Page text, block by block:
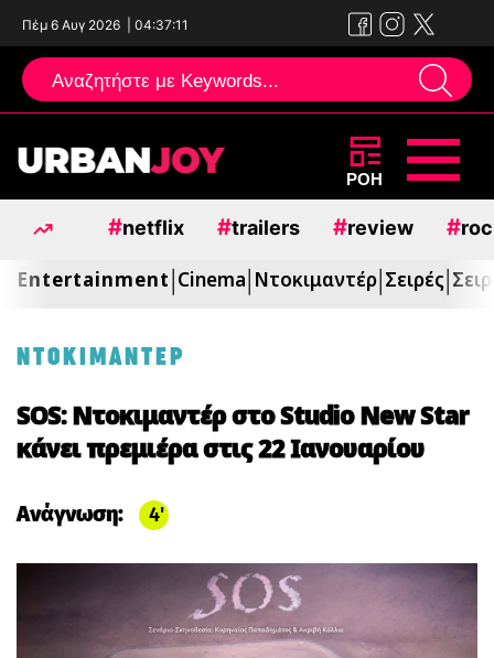
Πέμ 6 Αυγ 2026 04:37:13
Μεταπηδήστε
περιεχόμενο
ΡΟΗ
#netflix #trailers #review #
Entertainment Cinema Ντοκιμαντέρ Σειρές
ΝΤΟΚΙΜΑΝΤΕΡ
SOS: Ντοκιμαντέρ στο Studio New Star
κάνει πρεμιέρα στις 22 Ιανουαρίου
Ανάγνωση: 4